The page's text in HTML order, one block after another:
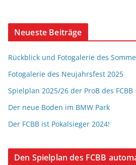
Neueste Beiträge
Rückblick und Fotogalerie des
Fotogalerie des Neujahrsfest 2025
Spielplan 2025/26 der ProB des FCBB
Der neue Boden im BMW Park
Der FCBB ist Pokalsieger 2024!
Den Spielplan des FCBB